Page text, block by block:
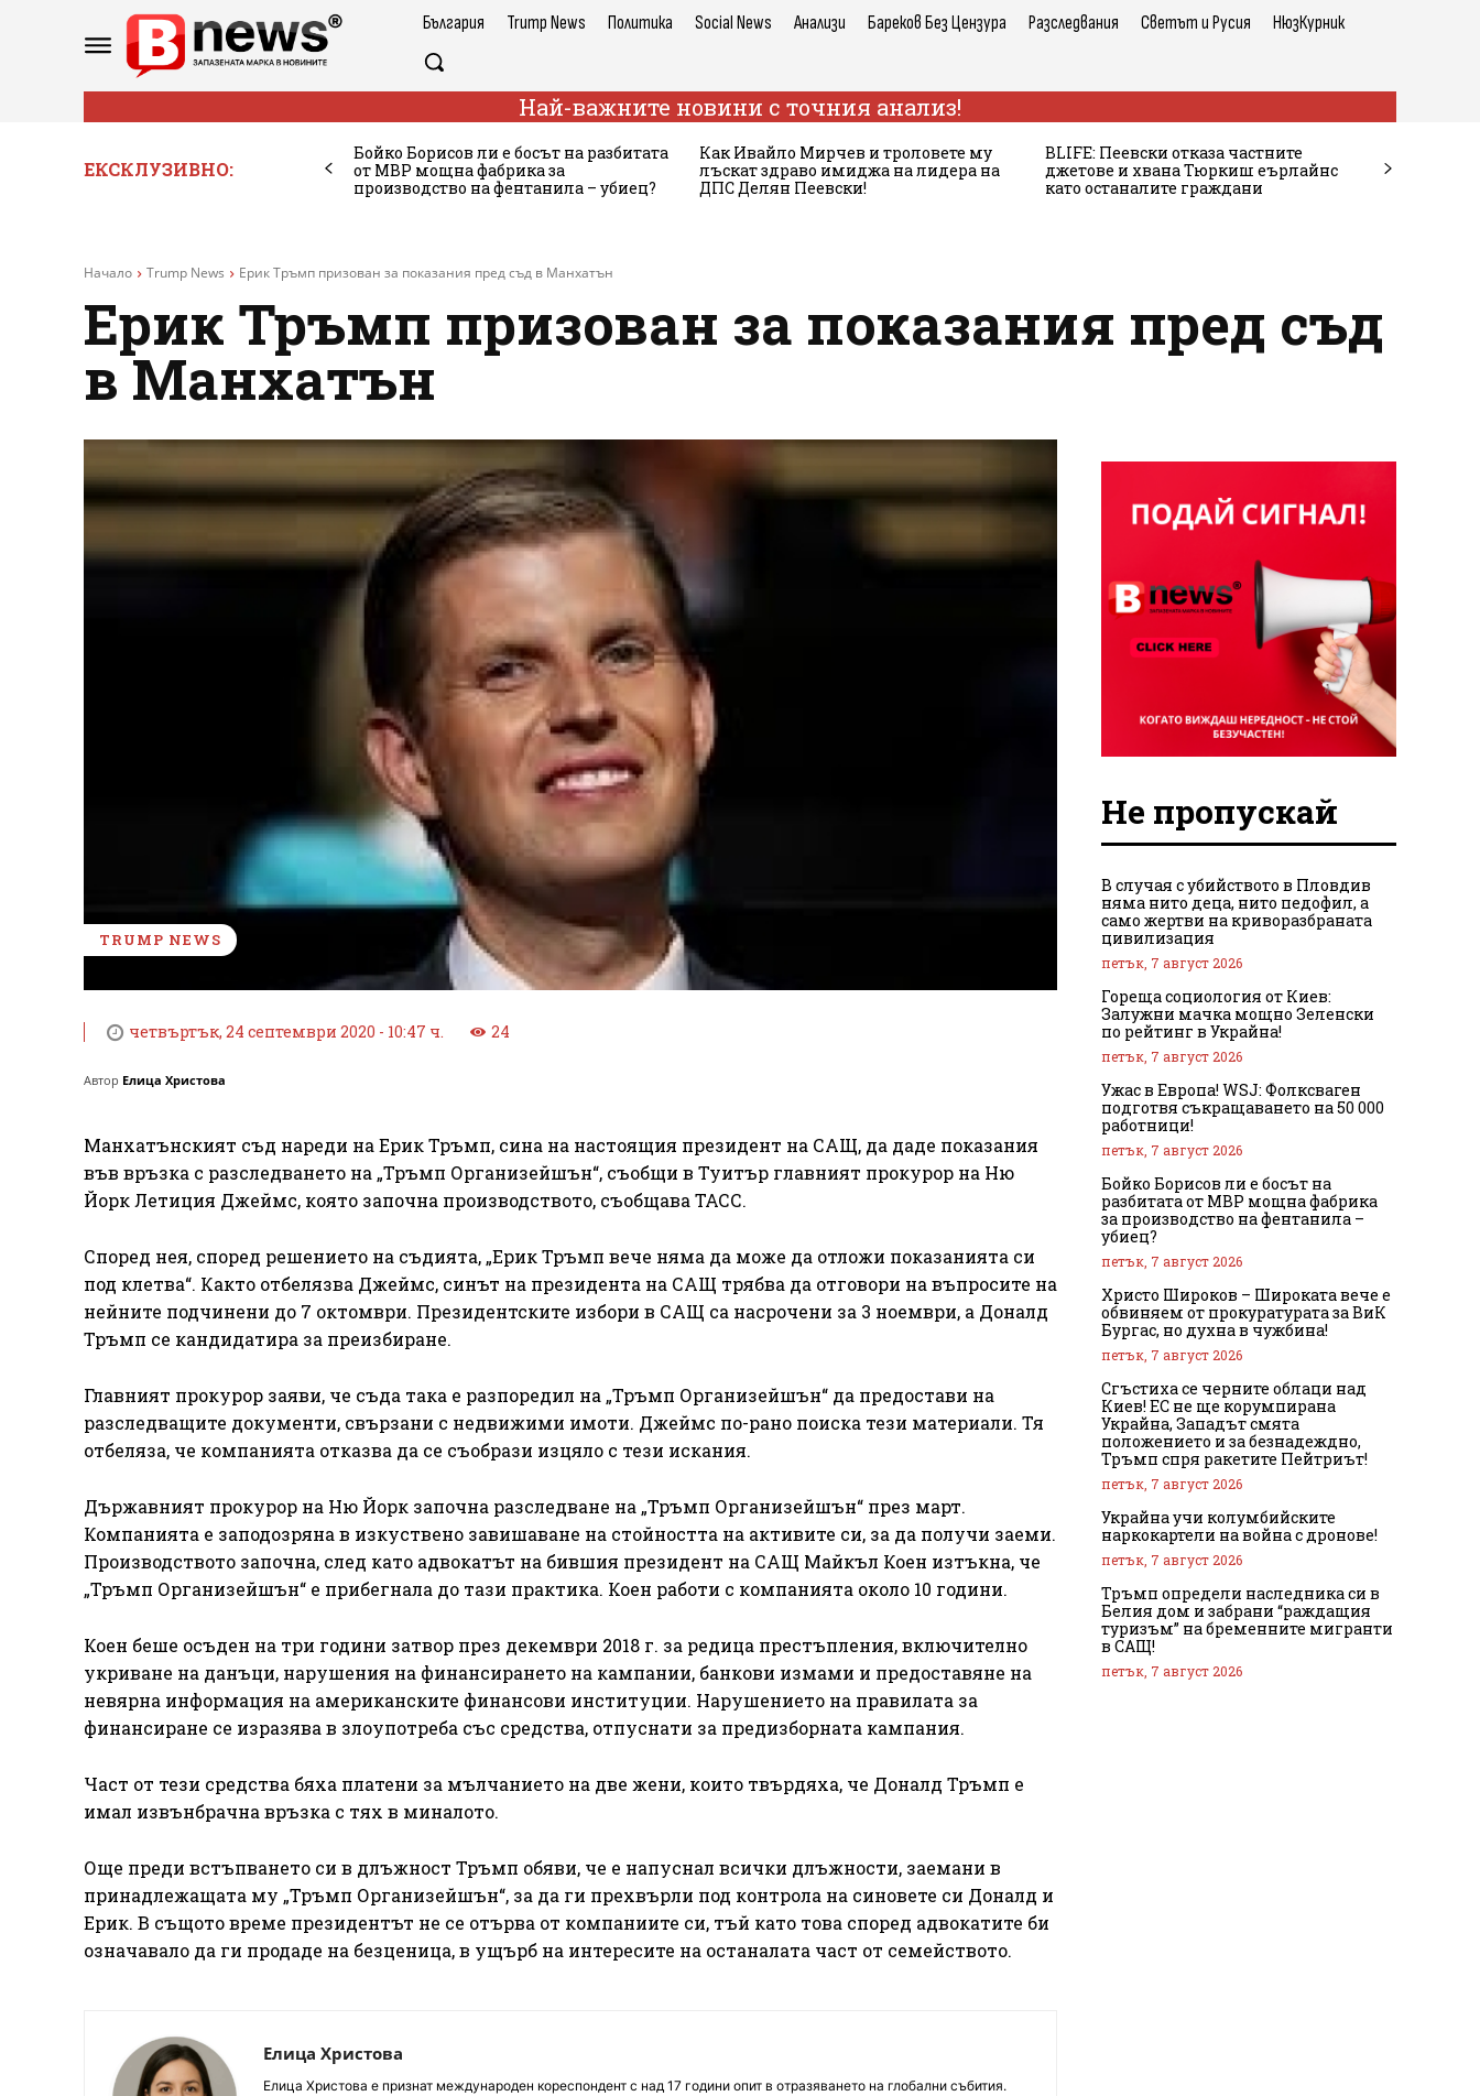
България Trump News Политика Social News Анализи Бареков Без Цензура Разследвания Светът и Русия НюзКурник
Най-важните новини с точния анализ!
ЕКСКЛУЗИВНО:
Бойко Борисов ли е босът на разбитата
от МВР мощна фабрика за
производство на фентанила – убиец?
Как Ивайло Мирчев и троловете му
лъскат здраво имиджа на лидера на
ДПС Делян Пеевски!
BLIFE: Пеевски отказа частните
джетове и хвана Тюркиш еърлайнс
като останалите граждани
Начало Trump News Ерик Тръмп призован за показания пред съд в Манхатън
Ерик Тръмп призован за показания пред съд
в Манхатън
TRUMP NEWS
четвъртък, 24 септември 2020 - 10:47 ч. 24
Автор Елица Христова
Манхатънският съд нареди на Ерик Тръмп, сина на настоящия президент на САЩ, да даде показания
във връзка с разследването на „Тръмп Организейшън“, съобщи в Туитър главният прокурор на Ню
Йорк Летиция Джеймс, която започна производството, съобщава ТАСС.
Според нея, според решението на съдията, „Ерик Тръмп вече няма да може да отложи показанията си
под клетва“. Както отбелязва Джеймс, синът на президента на САЩ трябва да отговори на въпросите на
нейните подчинени до 7 октомври. Президентските избори в САЩ са насрочени за 3 ноември, а Доналд
Тръмп се кандидатира за преизбиране.
Главният прокурор заяви, че съда така е разпоредил на „Тръмп Организейшън“ да предостави на
разследващите документи, свързани с недвижими имоти. Джеймс по-рано поиска тези материали. Тя
отбеляза, че компанията отказва да се съобрази изцяло с тези искания.
Държавният прокурор на Ню Йорк започна разследване на „Тръмп Организейшън“ през март.
Компанията е заподозряна в изкуствено завишаване на стойността на активите си, за да получи заеми.
Производството започна, след като адвокатът на бившия президент на САЩ Майкъл Коен изтъкна, че
„Тръмп Организейшън“ е прибегнала до тази практика. Коен работи с компанията около 10 години.
Коен беше осъден на три години затвор през декември 2018 г. за редица престъпления, включително
укриване на данъци, нарушения на финансирането на кампании, банкови измами и предоставяне на
невярна информация на американските финансови институции. Нарушението на правилата за
финансиране се изразява в злоупотреба със средства, отпуснати за предизборната кампания.
Част от тези средства бяха платени за мълчанието на две жени, които твърдяха, че Доналд Тръмп е
имал извънбрачна връзка с тях в миналото.
Още преди встъпването си в длъжност Тръмп обяви, че е напуснал всички длъжности, заемани в
принадлежащата му „Тръмп Организейшън“, за да ги прехвърли под контрола на синовете си Доналд и
Ерик. В същото време президентът не се отърва от компаниите си, тъй като това според адвокатите би
означавало да ги продаде на безценица, в ущърб на интересите на останалата част от семейството.
Елица Христова
Елица Христова е признат международен кореспондент с над 17 години опит в отразяването на глобални събития.
Не пропускай
В случая с убийството в Пловдив
няма нито деца, нито педофил, а
само жертви на криворазбраната
цивилизация
петък, 7 август 2026
Гореща социология от Киев:
Залужни мачка мощно Зеленски
по рейтинг в Украйна!
петък, 7 август 2026
Ужас в Европа! WSJ: Фолксваген
подготвя съкращаването на 50 000
работници!
петък, 7 август 2026
Бойко Борисов ли е босът на
разбитата от МВР мощна фабрика
за производство на фентанила –
убиец?
петък, 7 август 2026
Христо Широков – Широката вече е
обвиняем от прокуратурата за ВиК
Бургас, но духна в чужбина!
петък, 7 август 2026
Сгъстиха се черните облаци над
Киев! ЕС не ще корумпирана
Украйна, Западът смята
положението и за безнадеждно,
Тръмп спря ракетите Пейтриът!
петък, 7 август 2026
Украйна учи колумбийските
наркокартели на война с дронове!
петък, 7 август 2026
Тръмп определи наследника си в
Белия дом и забрани “раждащия
туризъм” на бременните мигранти
в САЩ!
петък, 7 август 2026